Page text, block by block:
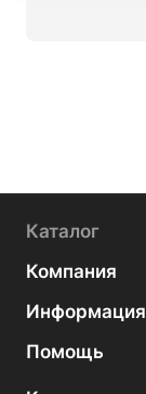
Каталог
Компания
Информация
Помощь